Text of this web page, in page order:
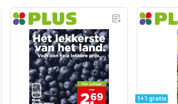
1+1 gratis